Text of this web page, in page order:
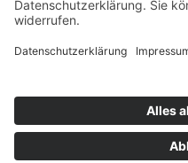
Impressum